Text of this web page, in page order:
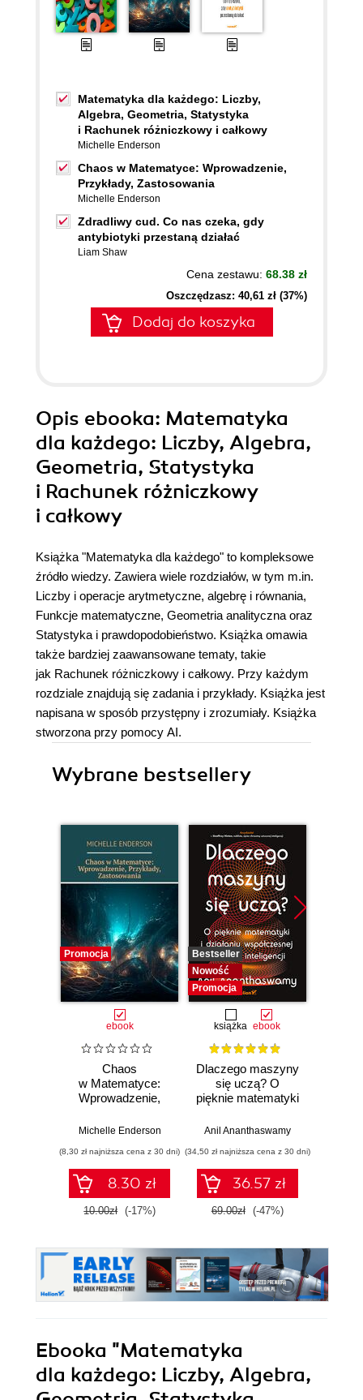
Matematyka dla każdego: Liczby,
Algebra, Geometria, Statystyka
i Rachunek różniczkowy i całkowy
Michelle Enderson
Chaos w Matematyce: Wprowadzenie,
Przykłady, Zastosowania
Michelle Enderson
Zdradliwy cud. Co nas czeka, gdy
antybiotyki przestaną działać
Liam Shaw
Cena zestawu: 68.38 zł
Oszczędzasz: 40,61 zł (37%)
Dodaj do koszyka
Opis ebooka: Matematyka
dla każdego: Liczby, Algebra,
Geometria, Statystyka
i Rachunek różniczkowy
i całkowy
Książka "Matematyka dla każdego" to kompleksowe
źródło wiedzy. Zawiera wiele rozdziałów, w tym m.in.
Liczby i operacje arytmetyczne, algebrę i równania,
Funkcje matematyczne, Geometria analityczna oraz
Statystyka i prawdopodobieństwo. Książka omawia
także bardziej zaawansowane tematy, takie
jak Rachunek różniczkowy i całkowy. Przy każdym
rozdziale znajdują się zadania i przykłady. Książka jest
napisana w sposób przystępny i zrozumiały. Książka
stworzona przy pomocy AI.
Wybrane bestsellery
Promocja
ebook
Chaos
w Matematyce:
Wprowadzenie,
Zastosowania
Michelle Enderson
(8,30 zł najniższa cena z 30 dni)
8.30 zł
10.00zł (-17%)
Bestseller
Nowość
Promocja
książka ebook
Dlaczego maszyny
się uczą? O
pięknie matematyki
współczesnej
inteligencji
Anil Ananthaswamy
(34,50 zł najniższa cena z 30 dni)
36.57 zł
69.00zł (-47%)
Ebooka "Matematyka
dla każdego: Liczby, Algebra,